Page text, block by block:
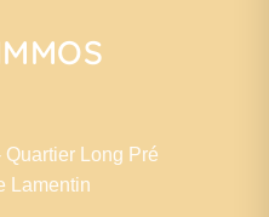
Quartier Long Pré
Lamentin